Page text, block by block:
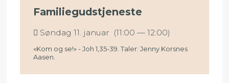
Familiegudstjeneste
Søndag 11. januar (11:00 — 12:00)
«Kom og se!» - Joh 1,35-39. Taler: Jenny Korsnes
Aasen.